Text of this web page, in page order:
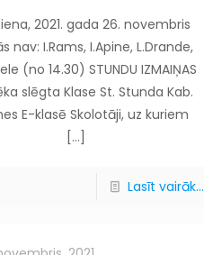
2021. gada 26. novembris
nav: I.Rams, I.Apine, L.Drande,
(no 14.30) STUNDU IZMAIŅAS
slēgta Klase St. Stunda Kab.
E-klasē Skolotāji, uz kuriem
[…]
Lasīt vairāk...